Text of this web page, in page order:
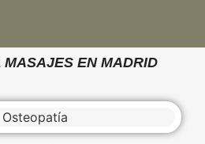
MASAJES EN MADRID